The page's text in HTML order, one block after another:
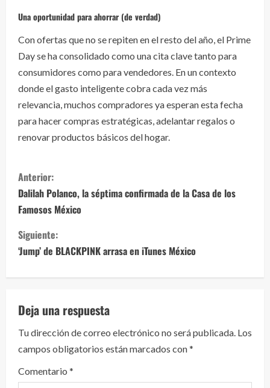
Una oportunidad para ahorrar (de verdad)
Con ofertas que no se repiten en el resto del año, el Prime
Day se ha consolidado como una cita clave tanto para
consumidores como para vendedores. En un contexto
donde el gasto inteligente cobra cada vez más
relevancia, muchos compradores ya esperan esta fecha
para hacer compras estratégicas, adelantar regalos o
renovar productos básicos del hogar.
S
i
g
u
e
l
e
y
e
Anterior:
Dalilah Polanco, la séptima confirmada de la Casa de los
Famosos México
Siguiente:
‘Jump’ de BLACKPINK arrasa en iTunes México
Deja una respuesta
Tu dirección de correo electrónico no será publicada. Los
campos obligatorios están marcados con*
Comentario *